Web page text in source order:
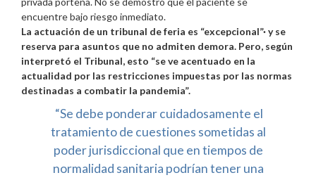
encuentre bajo riesgo inmediato.
La actuación de un tribunal de feria es “excepcional”· y se
reserva para asuntos que no admiten demora. Pero, según
interpretó el Tribunal, esto “se ve acentuado en la
actualidad por las restricciones impuestas por las normas
destinadas a combatir la pandemia”.
“Se debe ponderar cuidadosamente el
tratamiento de cuestiones sometidas al
poder jurisdiccional que en tiempos de
normalidad sanitaria podrían tener una